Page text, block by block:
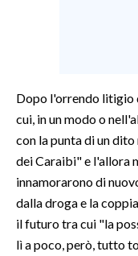
TENNIS
ALTRI SPORT
CULTURA
Dopo l'orrendo litigio
cui, in un modo o
con la punta di un
dei Caraibi" e l'allora
innamorarono di
dalla droga e la
il futuro tra cui "la
lì a poco, però, tutto